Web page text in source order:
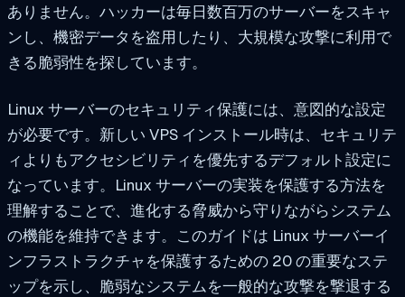
ありません。ハッカーは毎日数百万のサーバーをスキャ
ンし、機密データを盗用したり、大規模な攻撃に利用で
きる脆弱性を探しています。
Linux サーバーのセキュリティ保護には、意図的な設定
が必要です。新しい VPS インストール時は、セキュリテ
ィよりもアクセシビリティを優先するデフォルト設定に
なっています。Linux サーバーの実装を保護する方法を
理解することで、進化する脅威から守りながらシステム
の機能を維持できます。このガイドは Linux サーバーイ
ンフラストラクチャを保護するための 20 の重要なステ
ップを示し、脆弱なシステムを一般的な攻撃を撃退する